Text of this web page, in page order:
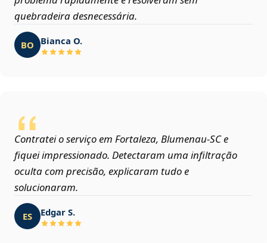
quebradeira desnecessária.
BO Bianca O.
Contratei o serviço em Fortaleza, Blumenau‑SC e
fiquei impressionado. Detectaram uma infiltração
oculta com precisão, explicaram tudo e
solucionaram.
ES Edgar S.